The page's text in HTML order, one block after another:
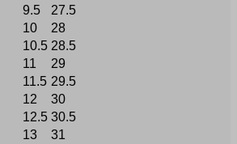
9.5
27.5
10
28
10.5 28.5
11
29
11.5 29.5
12
30
12.5 30.5
13
31